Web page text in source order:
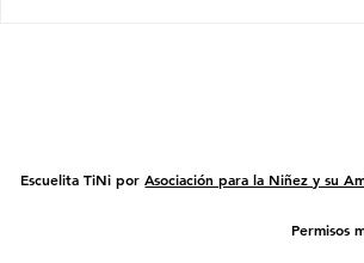
Escuelita TiNi porAsociación para la Niñez y su
Permisos